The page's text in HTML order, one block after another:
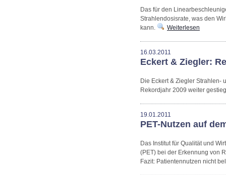
Das für den
Strahlendosisrate, was den
kann.
Weiterlesen
16.03.2011
Eckert & Ziegler:
Die Eckert & Ziegler Strahlen-
Rekordjahr 2009 weiter
19.01.2011
PET-Nutzen auf
Das Institut für Qualität und
(PET) bei der Erkennung von
Fazit: Patientennutzen nicht